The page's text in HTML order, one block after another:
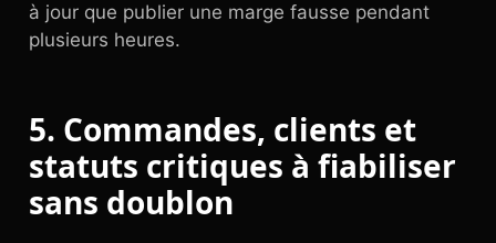
à jour que publier une marge fausse pendant
plusieurs heures.
5. Commandes, clients et
statuts critiques à fiabiliser
sans doublon